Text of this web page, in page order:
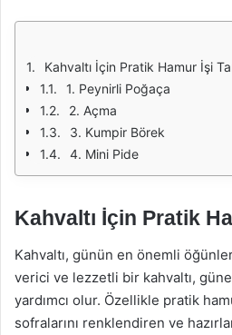
Kahvaltı İçin Pratik Hamur İşi
1. Peynirli Poğaça
2. Açma
3. Kumpir Börek
4. Mini Pide
Kahvaltı İçin Pratik
Kahvaltı, günün en önemli
verici ve lezzetli bir kahvaltı,
yardımcı olur. Özellikle pratik
sofralarını renklendiren ve